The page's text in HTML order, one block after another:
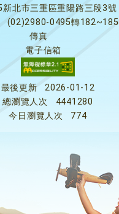
北市三重區重陽路三段3號
(02)2980-0495轉182~185
傳真
電子信箱
最後更新
2026-01-12
總瀏覽人次
4441280
今日瀏覽人次
774